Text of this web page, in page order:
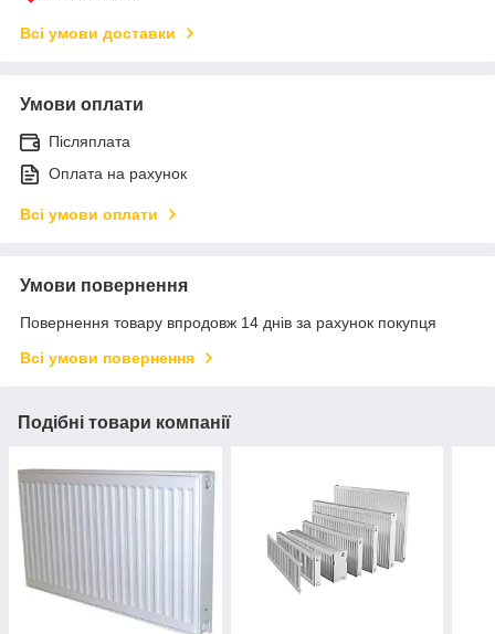
Всі умови доставки
Умови оплати
Післяплата
Оплата на рахунок
Всі умови оплати
Умови повернення
Повернення товару впродовж 14 днів за рахунок покупця
Всі умови повернення
Подібні товари компанії